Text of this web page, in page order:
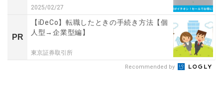
2025/02/27
PR
【iDeCo】転職したときの手続き方法【個
人型→企業型編】
東京証券取引所
Recommended by